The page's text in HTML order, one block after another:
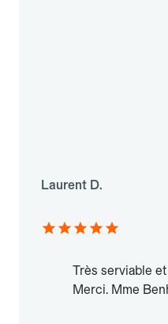
Laurent D.
Très serviable
Merci. Mme